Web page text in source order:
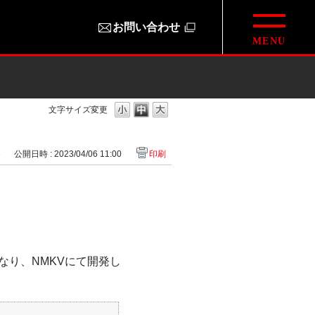
お問い合わせ
文字サイズ変更
公開日時 : 2023/04/06 11:00 印刷
り、NMKVにて開発し